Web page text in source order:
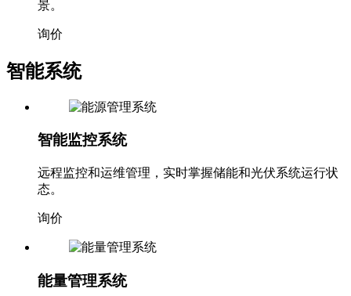
景。
询价
智能系统
智能监控系统
远程监控和运维管理，实时掌握储能和光伏系统运行状
态。
询价
能量管理系统